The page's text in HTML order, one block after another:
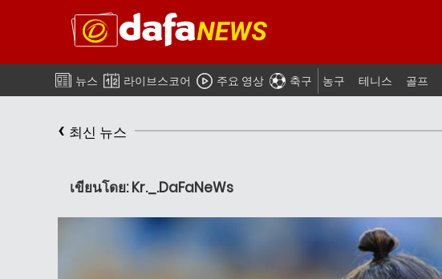
뉴스 라이브스코어 주요 영상 축구 농구 테니스 골프
‹ 최신 뉴스
เขียนโดย: Kr._.DaFaNeWs